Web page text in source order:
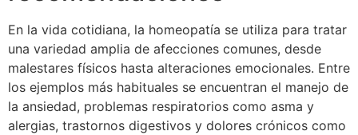
En la vida cotidiana, la homeopatía se utiliza para tratar
una variedad amplia de afecciones comunes, desde
malestares físicos hasta alteraciones emocionales. Entre
los ejemplos más habituales se encuentran el manejo de
la ansiedad, problemas respiratorios como asma y
alergias, trastornos digestivos y dolores crónicos como